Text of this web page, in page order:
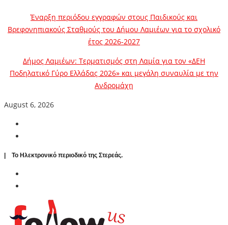
Έναρξη περιόδου εγγραφών στους Παιδικούς και
Βρεφονηπιακούς Σταθμούς του Δήμου Λαμιέων για το σχολικό
έτος 2026-2027
Δήμος Λαμιέων: Τερματισμός στη Λαμία για τον «ΔΕΗ
Ποδηλατικό Γύρο Ελλάδας 2026» και μεγάλη συναυλία με την
Ανδρομάχη
August 6, 2026
| To Ηλεκτρονικό περιοδικό της Στερεάς.